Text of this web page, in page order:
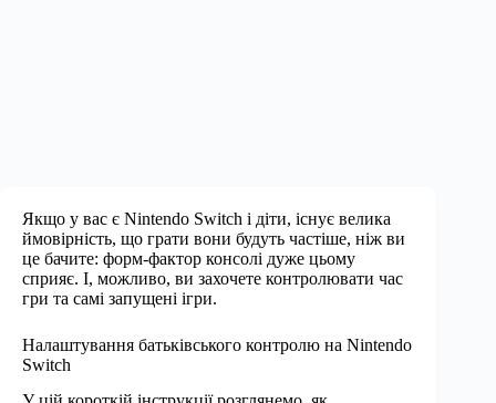
Якщо у вас є Nintendo Switch і діти, існує велика
ймовірність, що грати вони будуть частіше, ніж ви
це бачите: форм-фактор консолі дуже цьому
сприяє. І, можливо, ви захочете контролювати час
гри та самі запущені ігри.
Налаштування батьківського контролю на Nintendo
Switch